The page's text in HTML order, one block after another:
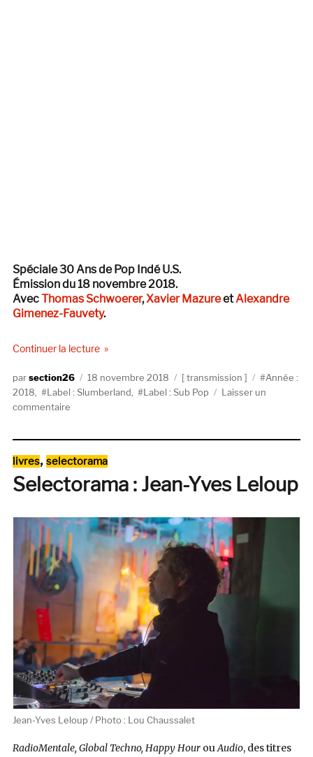
Spéciale 30 Ans de Pop Indé U.S.
Émission du 18 novembre 2018.
AvecThomas Schwoerer,Xavier MazureetAlexandre
Gimenez-Fauvety.
Continuer la lecturede « Transmission #6 — 30 Ans de Pop Indé U.S.
Auteursection26
Publié
le
18 novembre 2018 Catégories
transmission Étiquettes
Année :
2018, Label : Slumberland, Label : Sub Pop
Laisser un
commentairesur
30
Ans
de
Indé
U.S.
Catégories
livres, selectorama
Selectorama : Jean-Yves Leloup
Jean-Yves Leloup / Photo : Lou Chaussalet
RadioMentale, Global Techno, Happy HourouAudio, des titres